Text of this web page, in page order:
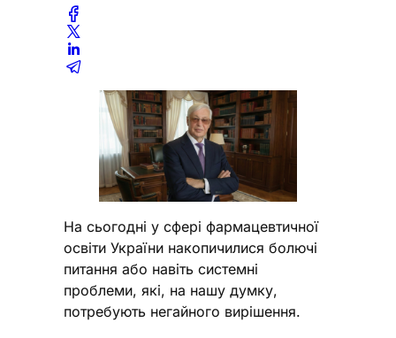
На сьогодні у сфері фармацевтичної
освіти України накопичилися болючі
питання або навіть системні
проблеми, які, на нашу думку,
потребують негайного вирішення.